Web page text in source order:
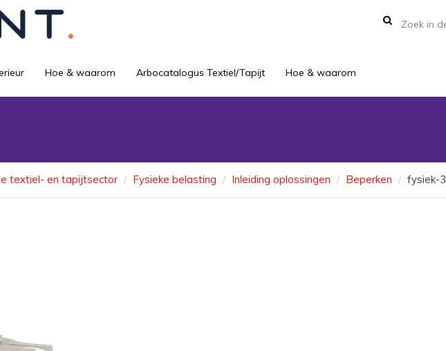
Hoe & waarom Arbocatalogus Textiel/Tapijt Hoe & waarom
textiel- en tapijtsector Fysieke belasting Inleiding oplossingen Beperken fysiek-3